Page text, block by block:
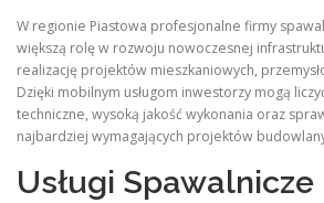
W regionie Piastowa profesjonalne firmy
większą rolę w rozwoju nowoczesnej
realizację projektów mieszkaniowych,
Dzięki mobilnym usługom inwestorzy mogą
techniczne, wysoką jakość wykonania oraz
najbardziej wymagających projektów
Usługi Spawalnicze